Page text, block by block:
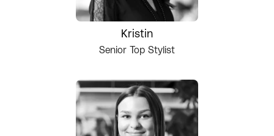
Kristin
Senior Top Stylist